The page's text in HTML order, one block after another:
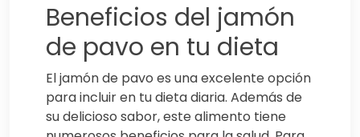
Beneficios del jamón
de pavo en tu dieta
El jamón de pavo es una excelente opción
para incluir en tu dieta diaria. Además de
su delicioso sabor, este alimento tiene